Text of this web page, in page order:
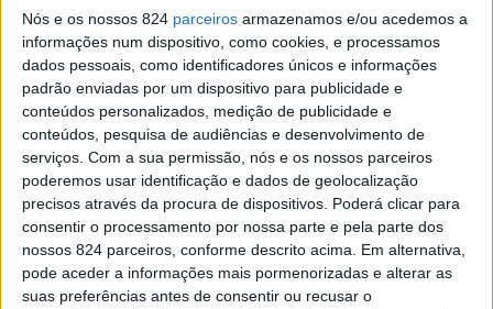
Nós e os nossos 824 parceiros armazenamos e/ou acedemos a
informações num dispositivo, como cookies, e processamos
dados pessoais, como identificadores únicos e informações
padrão enviadas por um dispositivo para publicidade e
conteúdos personalizados, medição de publicidade e
conteúdos, pesquisa de audiências e desenvolvimento de
serviços. Com a sua permissão, nós e os nossos parceiros
poderemos usar identificação e dados de geolocalização
precisos através da procura de dispositivos. Poderá clicar para
consentir o processamento por nossa parte e pela parte dos
nossos 824 parceiros, conforme descrito acima. Em alternativa,
pode aceder a informações mais pormenorizadas e alterar as
suas preferências antes de consentir ou recusar o